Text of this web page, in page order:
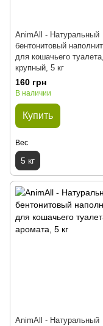
AnimAll - Натуральный
бентонитовый
для кошачьего туалета,
крупный, 5 кг
160 грн
В наличии
Купить
Вес
5 кг
AnimAll - Натуральный